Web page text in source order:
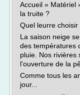
Accueil » Matériel
la truite ?
Quel leurre
La saison neige
des températures
pluie. Nos rivières
l'ouverture de la
Comme tous les
jour...